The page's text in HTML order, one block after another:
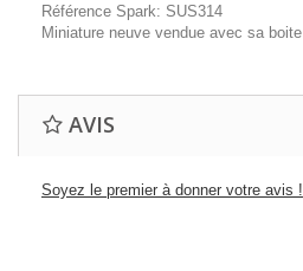
Référence Spark: SUS314
Miniature neuve vendue avec sa boite
AVIS
Soyez le premier à donner votre avis !